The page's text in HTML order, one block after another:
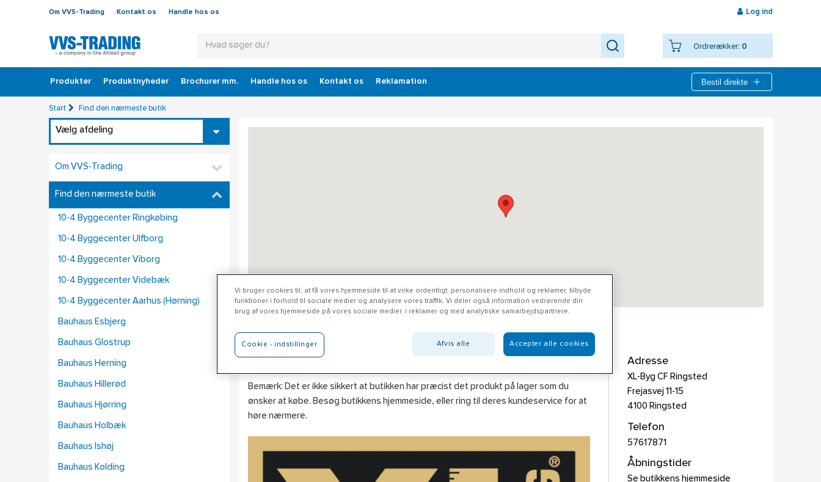
Om VVS-Trading Kontakt os Handle hos os Log ind
Ordrerækker: 0
Produkter Produktnyheder Brochurer mm. Handle hos os Kontakt os Reklamation Bestil direkte
Start Find den nærmeste butik
Vælg afdeling
Om VVS-Trading
Find den nærmeste butik
10-4 Byggecenter Ringkøbing
10-4 Byggecenter Ulfborg
10-4 Byggecenter Viborg
10-4 Byggecenter Videbæk
10-4 Byggecenter Aarhus (Hørning)
Bauhaus Esbjerg
Bauhaus Glostrup
Bauhaus Herning
Bauhaus Hillerød
Bauhaus Hjørring
Bauhaus Holbæk
Bauhaus Ishøj
Bauhaus Kolding
XL-Byg CF Ringsted
Adresse
XL-Byg CF Ringsted
Frejasvej 11-15
4100 Ringsted
Telefon
57617871
Åbningstider
Se butikkens hjemmeside
Bemærk: Det er ikke sikkert at butikken har præcist det produkt på lager som du
ønsker at købe. Besøg butikkens hjemmeside, eller ring til deres kundeservice for at
høre nærmere.
Vi bruger cookies til, at få vores hjemmeside til at virke ordentligt, personalisere indhold og reklamer, tilbyde
funktioner i forhold til sociale medier og analysere vores traffik. Vi deler også information vedrørende din
brug af vores hjemmeside på vores sociale medier, i reklamer og med analytiske samarbejdspartnere.
Afvis alle Accepter alle cookies
Cookie - indstillinger